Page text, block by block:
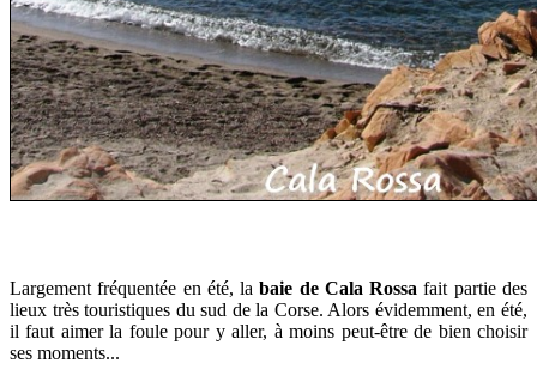
Largement fréquentée en été, labaie de Cala Rossa fait partie des
lieux très touristiques du sud de la Corse. Alors évidemment, en été,
il faut aimer la foule pour y aller, à moins peut-être de bien choisir
ses moments...